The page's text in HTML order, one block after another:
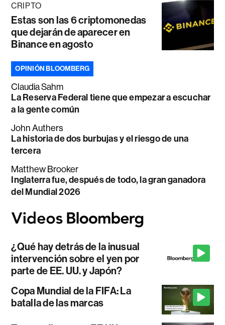
CRIPTO
Estas son las 6 criptomonedas
que dejarán de aparecer en
Binance en agosto
OPINIÓN BLOOMBERG
Claudia Sahm
La Reserva Federal tiene que empezar a escuchar
a la gente común
John Authers
La historia de dos burbujas y el riesgo de una
tercera
Matthew Brooker
Inglaterra fue, después de todo, la gran ganadora
del Mundial 2026
¿Qué hay detrás de la inusual
intervención sobre el yen por
parte de EE. UU. y Japón?
Copa Mundial de la FIFA: La
batalla de las marcas